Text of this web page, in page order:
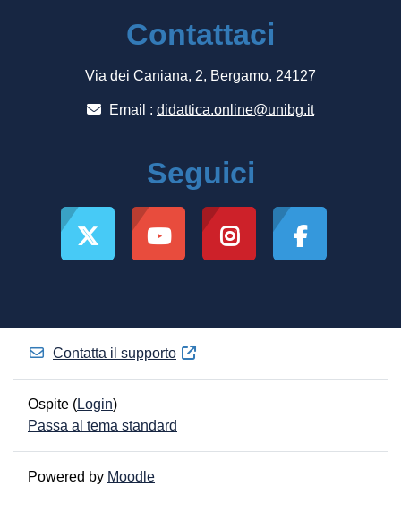
Contattaci
Via dei Caniana, 2, Bergamo, 24127
Email : didattica.online@unibg.it
Seguici
Contatta il supporto
Ospite (Login)
Passa al tema standard
Powered by Moodle